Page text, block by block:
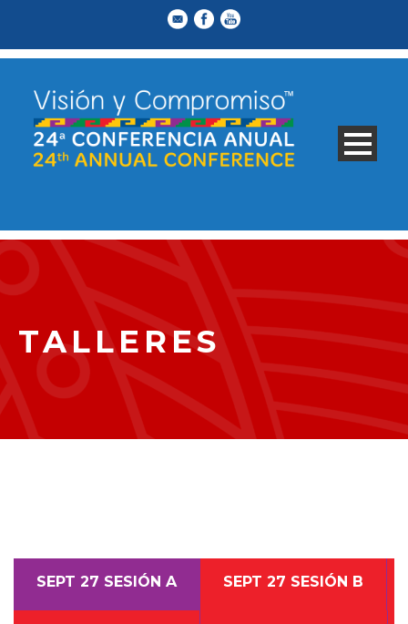
TALLERES
SEPT 27 SESIÓN A SEPT 27 SESIÓN B